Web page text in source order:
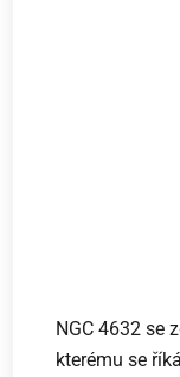
NGC 4632 se
kterému se